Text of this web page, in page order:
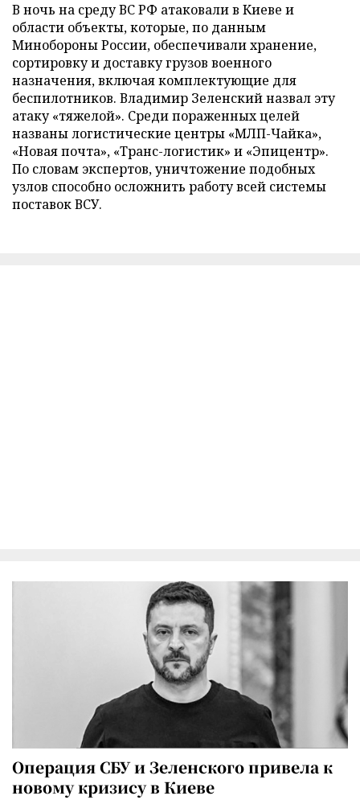
В ночь на среду ВС РФ атаковали в Киеве и
области объекты, которые, по данным
Минобороны России, обеспечивали хранение,
сортировку и доставку грузов военного
назначения, включая комплектующие для
беспилотников. Владимир Зеленский назвал эту
атаку «тяжелой». Среди пораженных целей
названы логистические центры «МЛП-Чайка»,
«Новая почта», «Транс-логистик» и «Эпицентр».
По словам экспертов, уничтожение подобных
узлов способно осложнить работу всей системы
поставок ВСУ.
Операция СБУ и Зеленского привела к
новому кризису в Киеве